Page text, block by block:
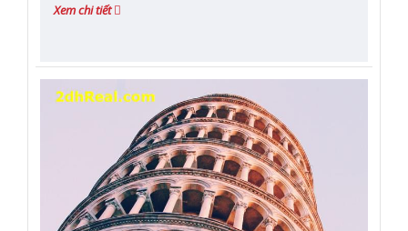
Xem chi tiết